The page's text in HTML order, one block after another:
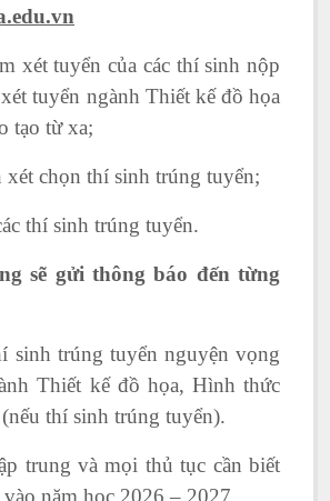
xét tuyển của các thí sinh nộp
tuyển ngành Thiết kế đồ họa
tạo từ xa;
chọn thí sinh trúng tuyển;
thí sinh trúng tuyển.
sẽ gửi thông báo đến từng
sinh trúng tuyển nguyện vọng
Thiết kế đồ họa, Hình thức
thí sinh trúng tuyển).
trung và mọi thủ tục cần biết
năm học 2026 – 2027.